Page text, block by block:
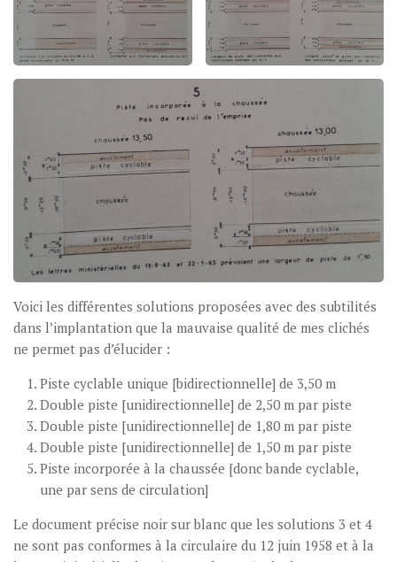
Voici les différentes solutions proposées avec des subtilités
dans l’implantation que la mauvaise qualité de mes clichés
ne permet pas d’élucider :
Piste cyclable unique [bidirectionnelle] de 3,50 m
Double piste [unidirectionnelle] de 2,50 m par piste
Double piste [unidirectionnelle] de 1,80 m par piste
Double piste [unidirectionnelle] de 1,50 m par piste
Piste incorporée à la chaussée [donc bande cyclable,
une par sens de circulation]
Le document précise noir sur blanc que les solutions 3 et 4
ne sont pas conformes à la circulaire du 12 juin 1958 et à la